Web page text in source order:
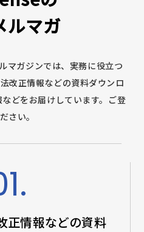
ルマガ
マガジンでは、実務に役立つ
改正情報などの資料ダウンロ
どをお届けしています。ご登
さい。
正情報などの資料